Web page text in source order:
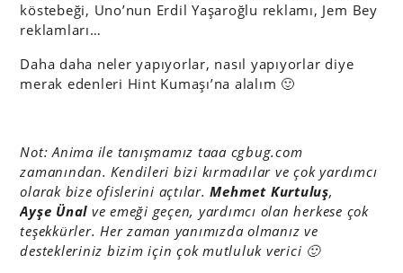
köstebeği, Uno’nun Erdil Yaşaroğlu reklamı, Jem Bey
reklamları…
Daha daha neler yapıyorlar, nasıl yapıyorlar diye
merak edenleri Hint Kumaşı’na alalım 🙂
Not: Anima ile tanışmamız taaa cgbug.com
zamanından. Kendileri bizi kırmadılar ve çok yardımcı
olarak bize ofislerini açtılar.Mehmet Kurtuluş,
Ayşe Ünal ve emeği geçen, yardımcı olan herkese çok
teşekkürler. Her zaman yanımızda olmanız ve
destekleriniz bizim için çok mutluluk verici 🙂